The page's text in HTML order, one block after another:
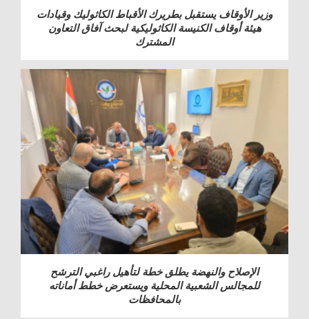
وزير الأوقاف يستقبل بطريرك الأقباط الكاثوليك وقيادات
هيئة أوقاف الكنيسة الكاثوليكية لبحث آفاق التعاون
المشترك
الإصلاح والنهضة يطلق خطة لتأهيل راغبي الترشح
للمجالس الشعبية المحلية ويستعرض خطط أماناته
بالمحافظات